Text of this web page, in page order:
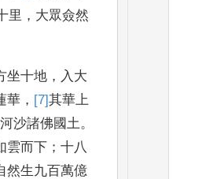
里 ， 大眾僉然
坐十地 ， 入大
華 ， [7]其華 上
沙諸佛國土 。
雲而下 ； 十八
然生九百萬億